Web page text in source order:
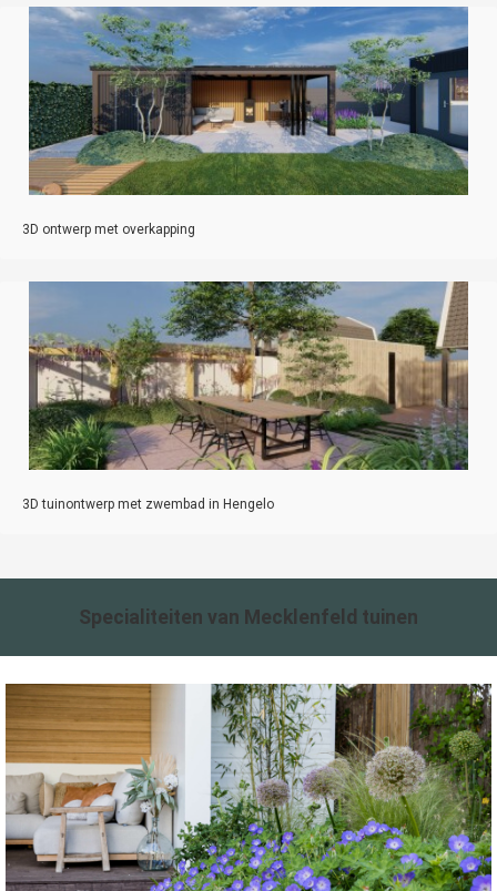
3D ontwerp met overkapping
3D tuinontwerp met zwembad in Hengelo
Specialiteiten van Mecklenfeld tuinen